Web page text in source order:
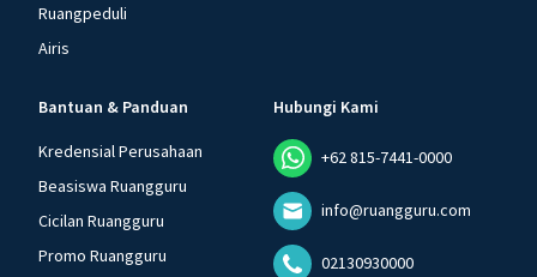
Ruangpeduli
Airis
Bantuan & Panduan
Kredensial Perusahaan
Beasiswa Ruangguru
Cicilan Ruangguru
Promo Ruangguru
Hubungi Kami
+62 815-7441-0000
info@ruangguru.com
02130930000